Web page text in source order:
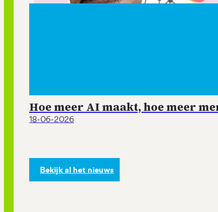
Hoe meer AI maakt, hoe meer
18-06-2026
Bekijk al het nieuws